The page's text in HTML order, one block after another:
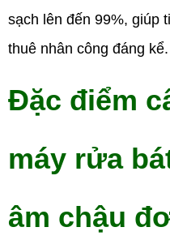
sạch lên đến 99%, giúp
thuê nhân công đáng kể.
Đặc điểm
máy rửa
âm chậu